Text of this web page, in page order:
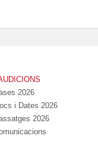
AUDICIONS
2026
Llocs i Dates 2026
2026